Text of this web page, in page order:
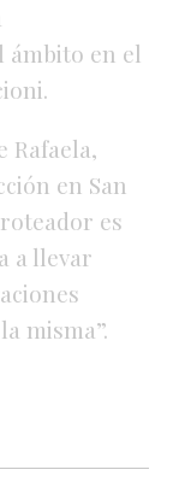
ámbito en el
Rafaela,
en San
es
a llevar
misma”.